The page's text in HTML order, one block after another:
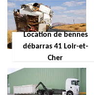
Location de bennes
débarras 41 Loir-et-
Cher